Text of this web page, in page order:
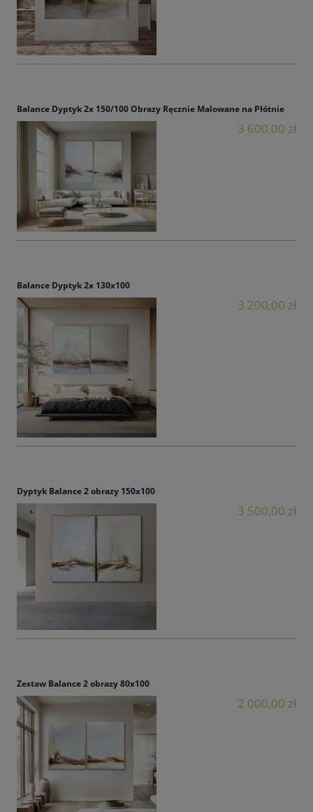
Balance Dyptyk 2x 150/100 Obrazy Ręcznie Malowane na Płótnie
3 600,00 zł
Balance Dyptyk 2x 130x100
3 200,00 zł
Dyptyk Balance 2 obrazy 150x100
3 500,00 zł
Zestaw Balance 2 obrazy 80x100
2 000,00 zł